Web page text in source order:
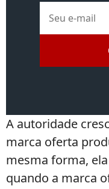
mail
A autoridade
marca oferta
mesma forma,
quando a marca